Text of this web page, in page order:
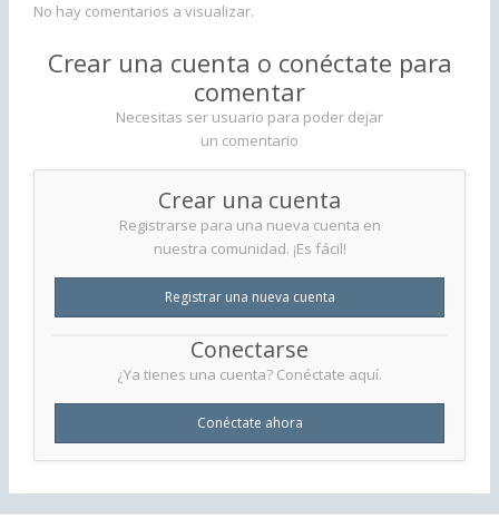
No hay comentarios a visualizar.
Crear una cuenta o conéctate para
comentar
Necesitas ser usuario para poder dejar
un comentario
Crear una cuenta
Registrarse para una nueva cuenta en
nuestra comunidad. ¡Es fácil!
Registrar una nueva cuenta
Conectarse
¿Ya tienes una cuenta? Conéctate aquí.
Conéctate ahora